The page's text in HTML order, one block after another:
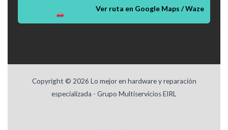
Ver ruta en Google Maps / Waze
Copyright © 2026 Lo mejor en hardware y reparación
especializada - Grupo Multiservicios EIRL